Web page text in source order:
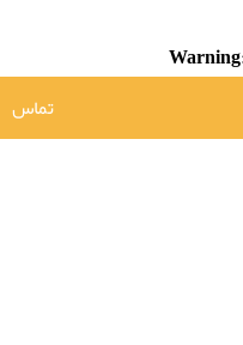
Warning
تماس